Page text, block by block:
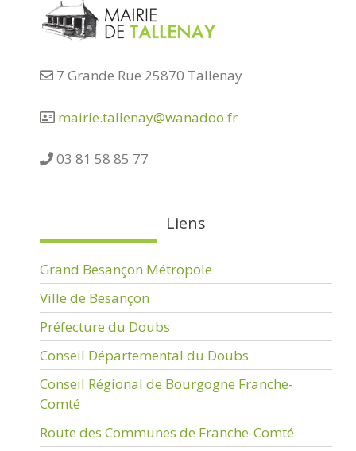
7 Grande Rue 25870 Tallenay
mairie.tallenay@wanadoo.fr
03 81 58 85 77
Liens
Grand Besançon Métropole
Ville de Besançon
Préfecture du Doubs
Conseil Départemental du Doubs
Conseil Régional de Bourgogne Franche-
Comté
Route des Communes de Franche-Comté